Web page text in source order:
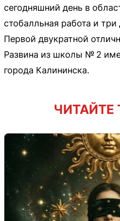
сегодняшний день в
стобалльная работа и
Первой двукратной
Развина из школы № 2
города Калининска.
ЧИТАЙТЕ